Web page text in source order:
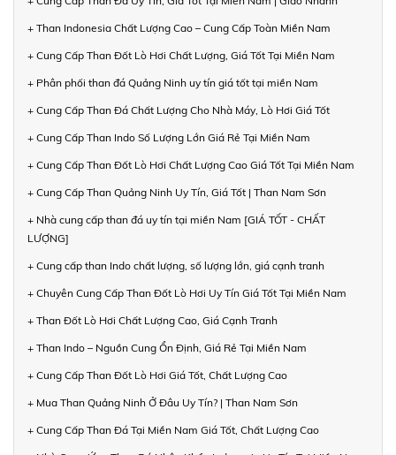
+ Than Indonesia Chất Lượng Cao – Cung Cấp Toàn Miền Nam
+ Cung Cấp Than Đốt Lò Hơi Chất Lượng, Giá Tốt Tại Miền Nam
+ Phân phối than đá Quảng Ninh uy tín giá tốt tại miền Nam
+ Cung Cấp Than Đá Chất Lượng Cho Nhà Máy, Lò Hơi Giá Tốt
+ Cung Cấp Than Indo Số Lượng Lớn Giá Rẻ Tại Miền Nam
+ Cung Cấp Than Đốt Lò Hơi Chất Lượng Cao Giá Tốt Tại Miền Nam
+ Cung Cấp Than Quảng Ninh Uy Tín, Giá Tốt | Than Nam Sơn
+ Nhà cung cấp than đá uy tín tại miền Nam [GIÁ TỐT - CHẤT
LƯỢNG]
+ Cung cấp than Indo chất lượng, số lượng lớn, giá cạnh tranh
+ Chuyên Cung Cấp Than Đốt Lò Hơi Uy Tín Giá Tốt Tại Miền Nam
+ Than Đốt Lò Hơi Chất Lượng Cao, Giá Cạnh Tranh
+ Than Indo – Nguồn Cung Ổn Định, Giá Rẻ Tại Miền Nam
+ Cung Cấp Than Đốt Lò Hơi Giá Tốt, Chất Lượng Cao
+ Mua Than Quảng Ninh Ở Đâu Uy Tín? | Than Nam Sơn
+ Cung Cấp Than Đá Tại Miền Nam Giá Tốt, Chất Lượng Cao